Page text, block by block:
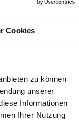
Cookies
zu können
unserer
Informationen
Ihrer Nutzung